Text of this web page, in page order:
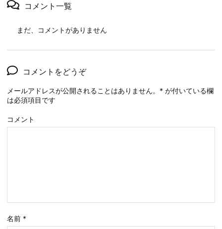
コメント一覧
まだ、コメントがありません
コメントをどうぞ
メールアドレスが公開されることはありません。 * が付いている欄
は必須項目です
コメント
名前 *